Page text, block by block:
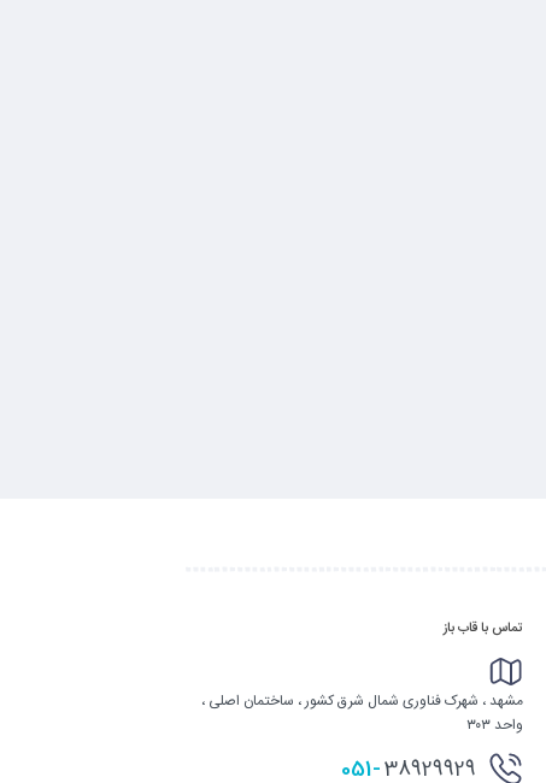
تماس با قاب باز
مشهد ، شهرک فناوری شمال شرق کشور ، ساختمان اصلی ،
واحد ۳۰۳
051-38929929